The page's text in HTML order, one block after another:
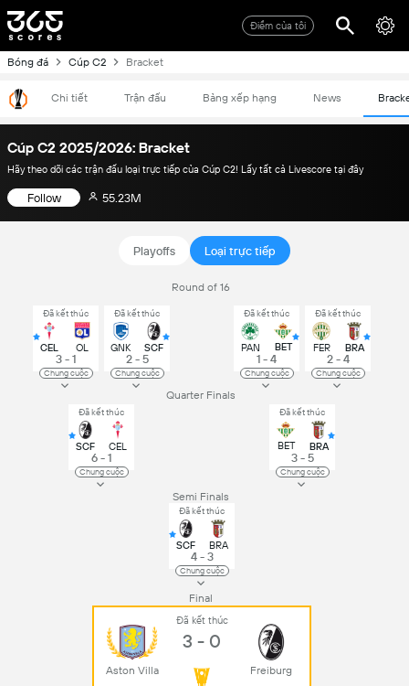
Điểm của tôi
Bóng đá Cúp C2 Bracket
Chi tiết Trận đấu Bảng xếp hạng News
Cúp C2 2025/2026: Bracket
Hãy theo dõi các trận đấu loại trực tiếp của Cúp C2! Lấy tất cả Livescore tại đây
Follow 55.23M
Playoffs Loại trực tiếp
Round of 16
Đã kết thúc
Chung cuộc
CEL OL
3 - 1
Đã kết thúc
Chung cuộc
GNK SCF
2 - 5
Đã kết thúc
Chung cuộc
PAN BET
1 - 4
Đã kết thúc
Chung cuộc
FER BRA
2 - 4
Quarter Finals
Đã kết thúc
Chung cuộc
SCF CEL
6 - 1
Đã kết thúc
Chung cuộc
BET BRA
3 - 5
Semi Finals
Đã kết thúc
Chung cuộc
SCF BRA
4 - 3
Final
Aston Villa
Đã kết thúc
3 - 0
Freiburg